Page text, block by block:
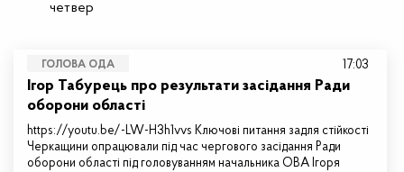
четвер
ГОЛОВА ОДА
Ігор Табурець про результати засідання Ради
оборони області
https://youtu.be/-LW-H3h1vvs Ключові питання задля стійкості
Черкащини опрацювали під час чергового засідання Ради
оборони області під головуванням начальника ОВА Ігоря
17:03